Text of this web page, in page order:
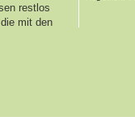
restlos
mit den